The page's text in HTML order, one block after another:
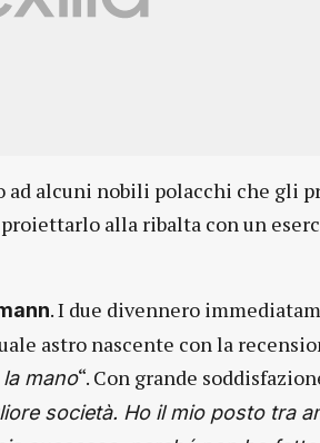
ad alcuni nobili polacchi che gli
alla ribalta con un
. I due divennero
astro nascente con la
mano“. Con grande
società. Ho il mio posto tra